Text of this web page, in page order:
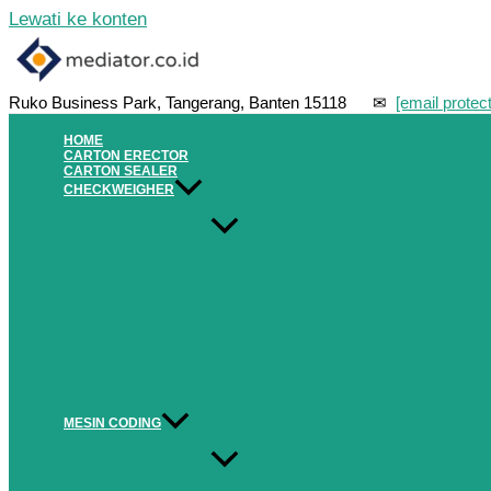
Lewati ke konten
Ruko Business Park, Tangerang, Banten 15118 ✉ [email
HOME
CARTON ERECTOR
CARTON SEALER
CHECKWEIGHER
MESIN CODING